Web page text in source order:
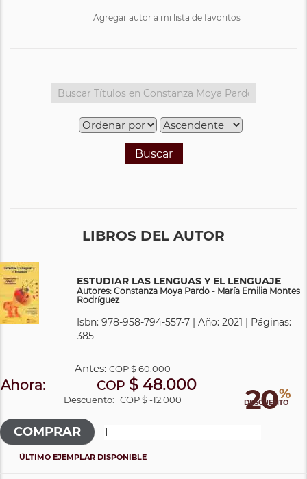
Agregar autor a mi lista de favoritos
Buscar
LIBROS DEL AUTOR
ESTUDIAR LAS LENGUAS Y EL LENGUAJE
Autores: Constanza Moya Pardo - María Emilia Montes
Rodríguez
Isbn: 978-958-794-557-7 | Año: 2021 | Páginas:
385
20%
DESCUENTO
Antes:COP$ 60.000
Ahora: COP $ 48.000
Descuento: COP $ -12.000
ÚLTIMO EJEMPLAR DISPONIBLE